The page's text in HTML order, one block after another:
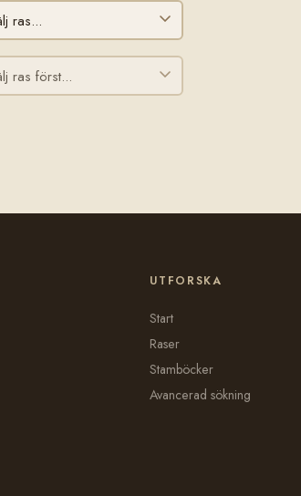
UTFORSKA
Start
Raser
Stamböcker
Avancerad sökning